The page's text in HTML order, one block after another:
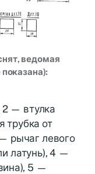
ведомая
— втулка
трубка от
рычаг левого
латунь), 4 —
5 —